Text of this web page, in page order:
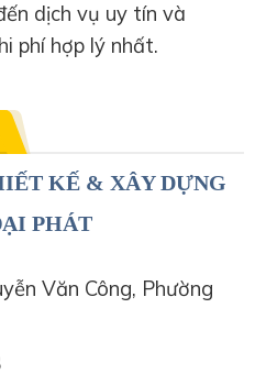
dịch vụ uy tín và
phí hợp lý nhất.
KẾ & XÂY DỰNG
PHÁT
Văn Công, Phường